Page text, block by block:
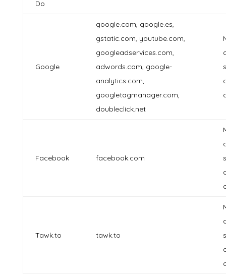
Do
Google
google.com, google.es,
gstatic.com, youtube.com,
googleadservices.com,
adwords.com, google-
analytics.com,
googletagmanager.com,
doubleclick.net
Facebook facebook.com
Tawk.to tawk.to